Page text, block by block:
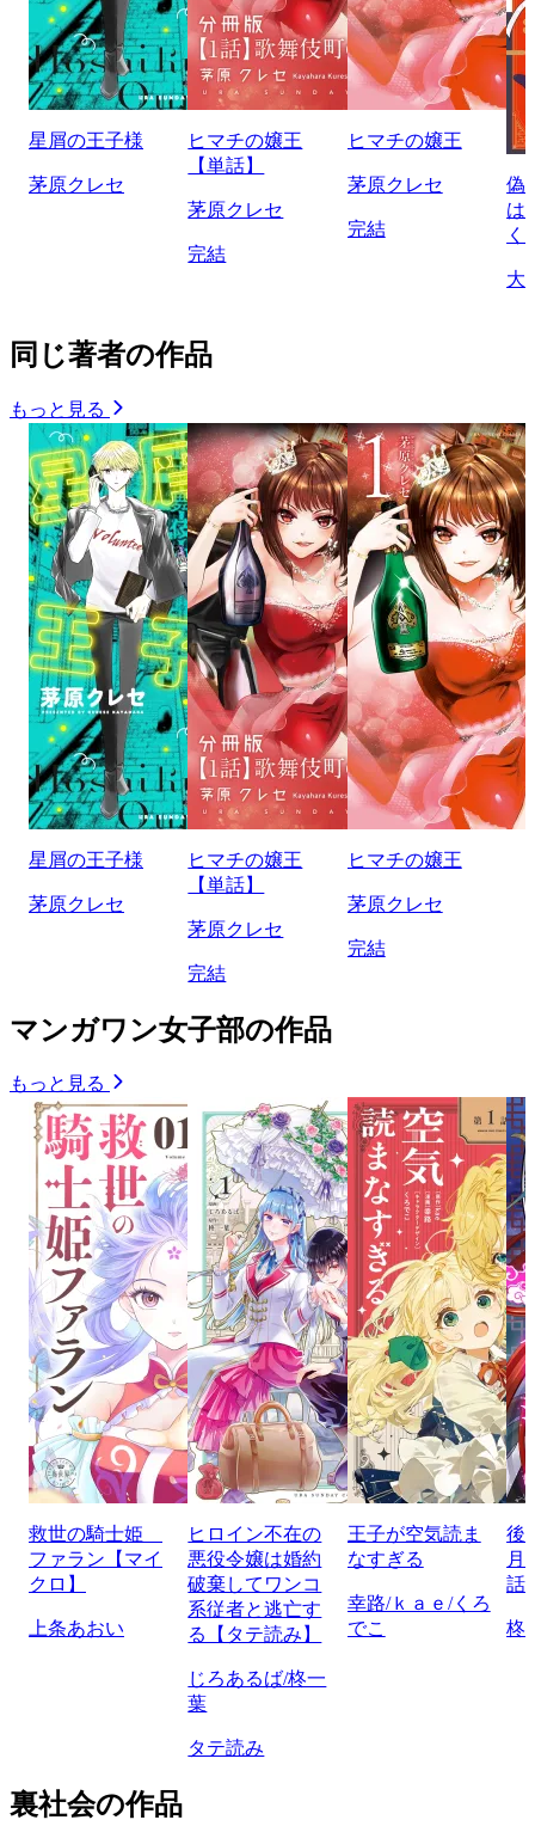
星屑の王子様
茅原クレセ
ヒマチの嬢王
【単話】
茅原クレセ
完結
ヒマチの嬢王
茅原クレセ
完結
偽
は
く
大
同じ著者の作品
もっと見る
星屑の王子様
茅原クレセ
ヒマチの嬢王
【単話】
茅原クレセ
完結
ヒマチの嬢王
茅原クレセ
完結
マンガワン女子部の作品
もっと見る
救世の騎士姫
ファラン【マイ
クロ】
上条あおい
ヒロイン不在の
悪役令嬢は婚約
破棄してワンコ
系従者と逃亡す
る【タテ読み】
じろあるば/柊一
葉
タテ読み
王子が空気読ま
なすぎる
幸路/ｋａｅ/くろ
でこ
後
月
話
柊
裏社会の作品